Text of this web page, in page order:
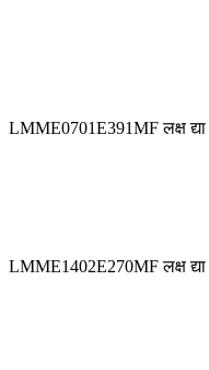
LMME0701E391MF लक्ष द्या
LMME1402E270MF लक्ष द्या